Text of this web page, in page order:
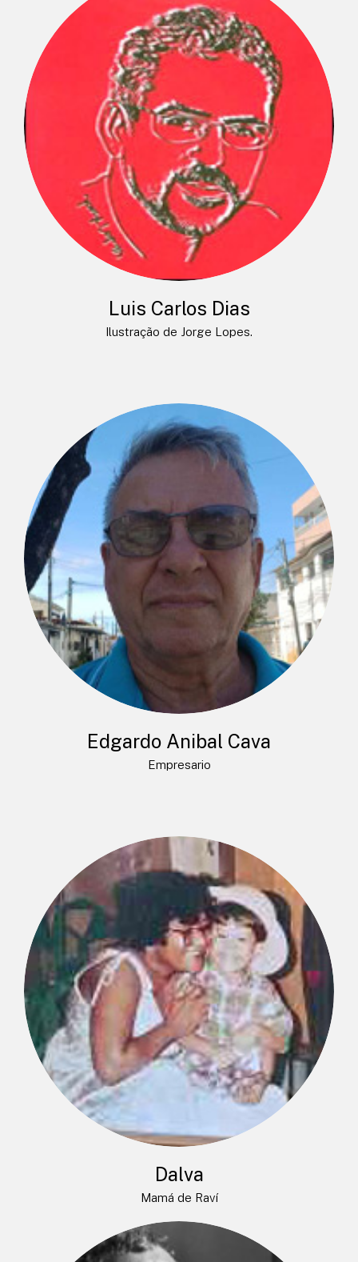
Luis Carlos Dias
Ilustração de Jorge Lopes.
Edgardo Anibal Cava
Empresario
Dalva
Mamá de Raví